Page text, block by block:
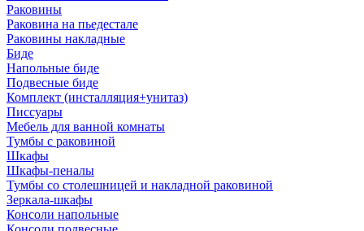
Раковины
Раковина на пьедестале
Раковины накладные
Биде
Напольные биде
Подвесные биде
Комплект (инсталляция+унитаз)
Писсуары
Мебель для ванной комнаты
Тумбы с раковиной
Шкафы
Шкафы-пеналы
Тумбы со столешницей и накладной раковиной
Зеркала-шкафы
Консоли напольные